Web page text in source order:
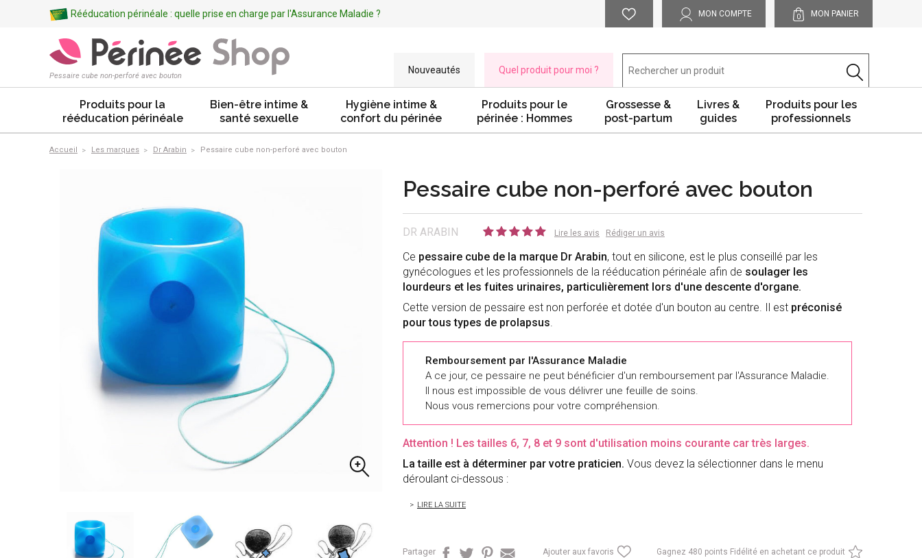
Rééducation périnéale : quelle prise en charge par l'Assurance Maladie ? MON COMPTE 0 MON PANIER
Pessaire cube non-perforé avec bouton
Nouveautés Quel produit pour moi ?
Produits pour la
rééducation périnéale
Bien-être intime &
santé sexuelle
Hygiène intime &
confort du périnée
Produits pour le
périnée : Hommes
Grossesse &
post-partum
Livres &
guides
Produits pour les
professionnels
Accueil Les marques Dr Arabin Pessaire cube non-perforé avec bouton
Pessaire cube non-perforé avec bouton
DR ARABIN Lire les avis Rédiger un avis
Ce pessaire cube de la marque Dr Arabin, tout en silicone, est le plus conseillé par les
gynécologues et les professionnels de la rééducation périnéale afin de soulager les
lourdeurs et les fuites urinaires, particulièrement lors d'une descente d'organe.
Cette version de pessaire est non perforée et dotée d'un bouton au centre. Il est préconisé
pour tous types de prolapsus.
Remboursement par l'Assurance Maladie
A ce jour, ce pessaire ne peut bénéficier d'un remboursement par l'Assurance Maladie.
Il nous est impossible de vous délivrer une feuille de soins.
Nous vous remercions pour votre compréhension.
Attention ! Les tailles 6, 7, 8 et 9 sont d'utilisation moins courante car très larges.
La taille est à déterminer par votre praticien. Vous devez la sélectionner dans le menu
déroulant ci-dessous :
LIRE LA SUITE
Partager Ajouter aux favoris Gagnez 480 points Fidélité en achetant ce produit